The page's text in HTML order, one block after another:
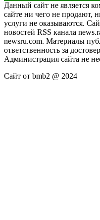
Данный сайт не является
сайте ни чего не продают,
услуги не оказываются.
новостей RSS канала
newsru.com. Материалы
ответственность за
Администрация сайта не
Сайт от bmb2 @ 2024